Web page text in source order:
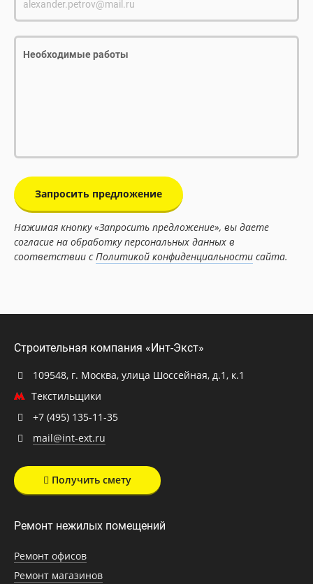
alexander.petrov@mail.ru
Необходимые работы
Запросить предложение
Нажимая кнопку «Запросить предложение», вы даете
согласие на обработку персональных данных в
соответствии с Политикой конфиденциальности сайта.
Строительная компания «Инт-Экст»
109548, г. Москва, улица Шоссейная, д.1, к.1
Текстильщики
+7 (495) 135-11-35
mail@int-ext.ru
Получить смету
Ремонт нежилых помещений
Ремонт офисов
Ремонт магазинов